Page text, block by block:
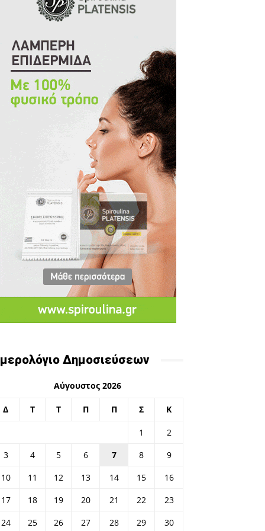
Δημοσιεύσεων
Αύγουστος 2026
Δ Τ Τ Π Π Σ Κ
1
2
3
4 5 6 7 8
9
10
11 12 13 14 15
16
17
18 19 20 21 22
23
24
25 26 27 28 29 30